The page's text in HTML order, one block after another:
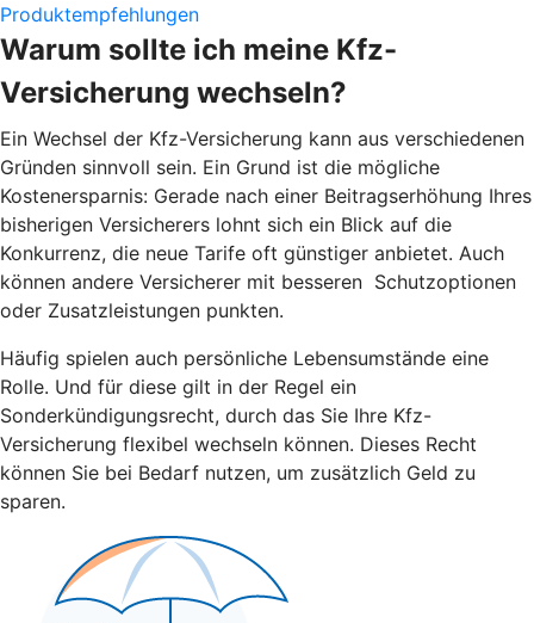
Produktempfehlungen
Warum sollte ich meine Kfz-
Versicherung wechseln?
Ein Wechsel der Kfz-Versicherung kann aus verschiedenen
Gründen sinnvoll sein. Ein Grund ist die mögliche
Kostenersparnis: Gerade nach einer Beitragserhöhung Ihres
bisherigen Versicherers lohnt sich ein Blick auf die
Konkurrenz, die neue Tarife oft günstiger anbietet. Auch
können andere Versicherer mit besseren Schutzoptionen
oder Zusatzleistungen punkten.
Häufig spielen auch persönliche Lebensumstände eine
Rolle. Und für diese gilt in der Regel ein
Sonderkündigungsrecht, durch das Sie Ihre Kfz-
Versicherung flexibel wechseln können. Dieses Recht
können Sie bei Bedarf nutzen, um zusätzlich Geld zu
sparen.